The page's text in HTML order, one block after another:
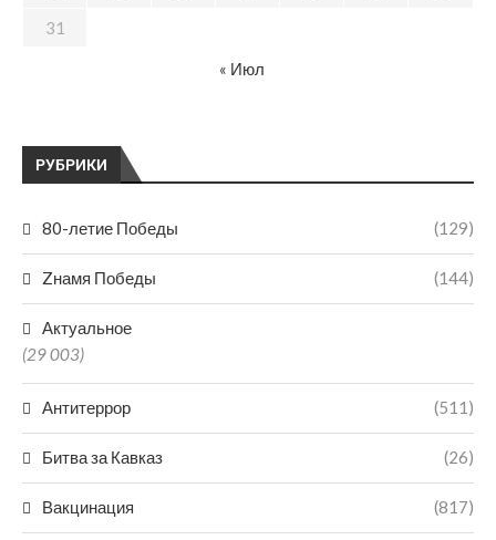
РУБРИКИ
80-летие Победы (129)
Zнамя Победы (144)
Актуальное
(29 003)
Антитеррор (511)
Битва за Кавказ (26)
Вакцинация (817)
31
« Июл